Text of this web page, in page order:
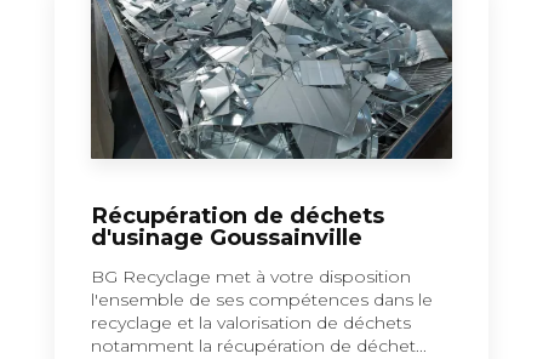
Récupération de déchets
d'usinage Goussainville
BG Recyclage met à votre disposition
l'ensemble de ses compétences dans le
recyclage et la valorisation de déchets
notamment la récupération de déchet...